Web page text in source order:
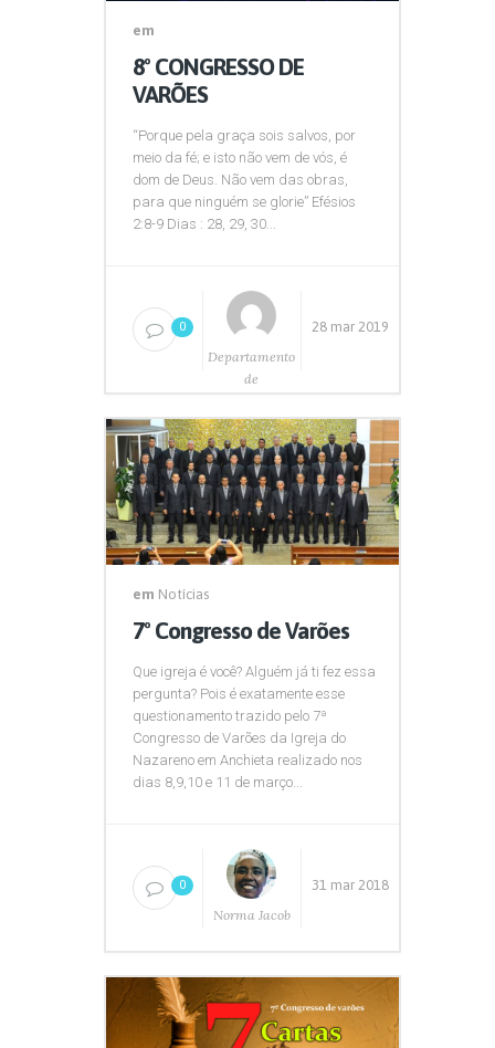
em
8º CONGRESSO DE
VARÕES
“Porque pela graça sois salvos, por
meio da fé; e isto não vem de vós, é
dom de Deus. Não vem das obras,
para que ninguém se glorie” Efésios
2:8-9 Dias : 28, 29, 30...
0
Departamento
de
28 mar 2019
em Notícias
7º Congresso de Varões
Que igreja é você? Alguém já ti fez essa
pergunta? Pois é exatamente esse
questionamento trazido pelo 7ª
Congresso de Varões da Igreja do
Nazareno em Anchieta realizado nos
dias 8,9,10 e 11 de março...
0
Norma Jacob
31 mar 2018